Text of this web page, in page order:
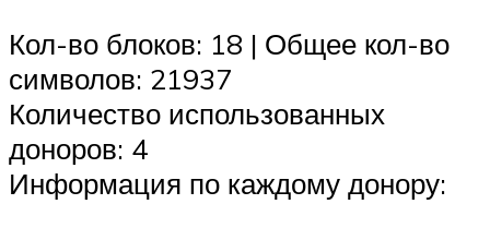
Кол-во блоков: 18 | Общее кол-во
символов: 21937
Количество использованных
доноров: 4
Информация по каждому донору: